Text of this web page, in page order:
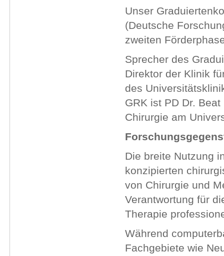
Unser
(Deutsche
zweiten
Sprecher des
Direktor der Klinik
des
GRK ist PD Dr.
Chirurgie am
Die breite Nutzung
konzipierten
von Chirurgie und
Verantwortung für
Therapie
Während
Fachgebiete wie